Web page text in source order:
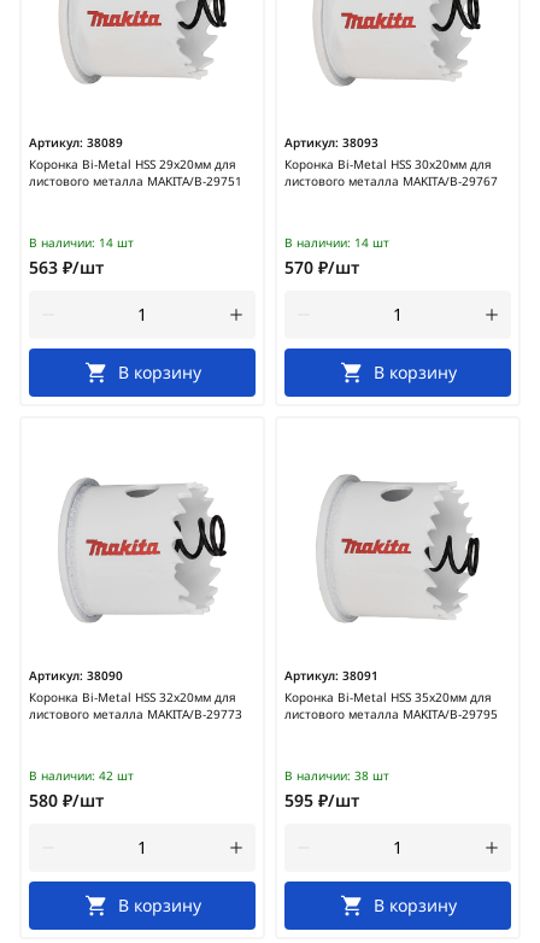
Артикул: 38089
Коронка Bi-Metal HSS 29x20мм для
листового металла MAKITA/B-29751
В наличии: 14 шт
563 ₽/шт
В корзину
Артикул: 38093
Коронка Bi-Metal HSS 30x20мм для
листового металла MAKITA/B-29767
В наличии: 14 шт
570 ₽/шт
В корзину
Артикул: 38090
Коронка Bi-Metal HSS 32x20мм для
листового металла MAKITA/B-29773
В наличии: 42 шт
580 ₽/шт
В корзину
Артикул: 38091
Коронка Bi-Metal HSS 35x20мм для
листового металла MAKITA/B-29795
В наличии: 38 шт
595 ₽/шт
В корзину